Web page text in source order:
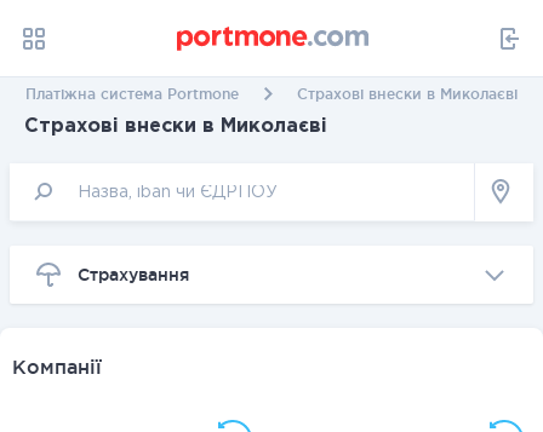
Платіжна система Portmone Страхові внески в Миколаєві
Страхові внески в Миколаєві
Страхування
Компанії